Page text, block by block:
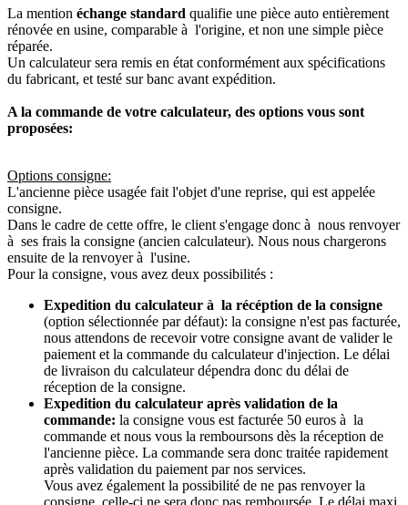
La mention échange standard qualifie une pièce auto entièrement
rénovée en usine, comparable à l'origine, et non une simple pièce
réparée.
Un calculateur sera remis en état conformément aux spécifications
du fabricant, et testé sur banc avant expédition.
A la commande de votre calculateur, des options vous sont
proposées:
Options consigne:
L'ancienne pièce usagée fait l'objet d'une reprise, qui est appelée
consigne.
Dans le cadre de cette offre, le client s'engage donc à nous renvoyer
à ses frais la consigne (ancien calculateur). Nous nous chargerons
ensuite de la renvoyer à l'usine.
Pour la consigne, vous avez deux possibilités :
Expedition du calculateur à la récéption de la consigne
(option sélectionnée par défaut): la consigne n'est pas facturée,
nous attendons de recevoir votre consigne avant de valider le
paiement et la commande du calculateur d'injection. Le délai
de livraison du calculateur dépendra donc du délai de
réception de la consigne.
Expedition du calculateur après validation de la
commande: la consigne vous est facturée 50 euros à la
commande et nous vous la remboursons dès la réception de
l'ancienne pièce. La commande sera donc traitée rapidement
après validation du paiement par nos services.
Vous avez également la possibilité de ne pas renvoyer la